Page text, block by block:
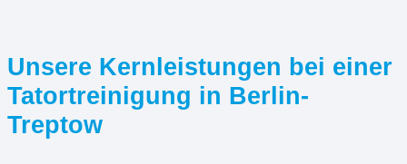
Unsere Kernleistungen bei einer
Tatortreinigung in Berlin-
Treptow